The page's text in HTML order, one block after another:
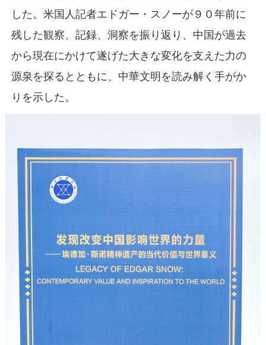
した。米国人記者エドガー・スノーが９０年前に
残した観察、記録、洞察を振り返り、中国が過去
から現在にかけて遂げた大きな変化を支えた力の
源泉を探るとともに、中華文明を読み解く手がか
りを示した。